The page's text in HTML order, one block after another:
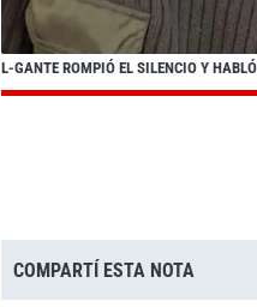
L-GANTE ROMPIÓ EL SILENCIO Y
COMPARTÍ ESTA NOTA